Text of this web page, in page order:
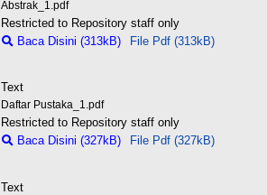
Abstrak_1.pdf
Restricted to Repository staff only
Baca Disini (313kB)
File Pdf (313kB)
Text
Daftar Pustaka_1.pdf
Restricted to Repository staff only
Baca Disini (327kB)
File Pdf (327kB)
Text